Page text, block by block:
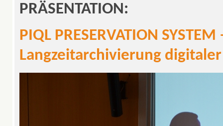
PRÄSENTATION:
PIQL PRESERVATION
Langzeitarchivierung